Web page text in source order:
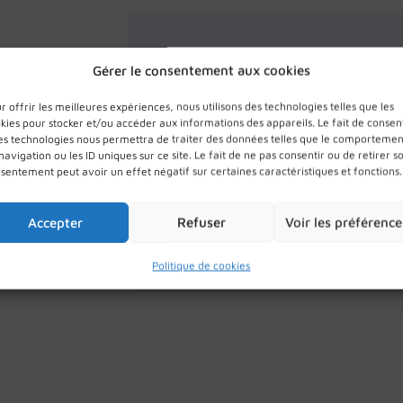
Gérer le consentement aux cookies
offrir les meilleures expériences, nous utilisons des technologies telles que les
pour stocker et/ou accéder aux informations des appareils. Le fait de
technologies nous permettra de traiter des données telles que le
ou les ID uniques sur ce site. Le fait de ne pas consentir ou de retirer
peut avoir un effet négatif sur certaines caractéristiques et fonctions.
Accepter Refuser Voir les
Politique de cookies
Types de
Thyroïdienne
Ganglionnaire